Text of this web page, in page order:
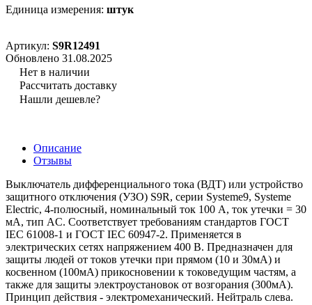
Единица измерения: штук
Артикул: S9R12491
Обновлено 31.08.2025
Нет в наличии
Рассчитать доставку
Нашли дешевле?
Описание
Отзывы
Выключатель дифференциального тока (ВДТ) или устройство
защитного отключения (УЗО) S9R, серии Systeme9, Systeme
Electric, 4-полюсный, номинальный ток 100 А, ток утечки = 30
мА, тип AC. Соответствует требованиям стандартов ГОСТ
IEC 61008-1 и ГОСТ IEC 60947-2. Применяется в
электрических сетях напряжением 400 В. Предназначен для
защиты людей от токов утечки при прямом (10 и 30мА) и
косвенном (100мА) прикосновении к токоведущим частям, а
также для защиты электроустановок от возгорания (300мА).
Принцип действия - электромеханический. Нейтраль слева.